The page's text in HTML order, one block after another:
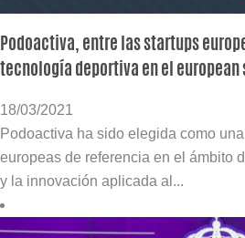
Podoactiva, entre las startups
tecnología deportiva en el
18/03/2021
Podoactiva ha sido elegida como
europeas de referencia en el ámbito
y la innovación aplicada al...